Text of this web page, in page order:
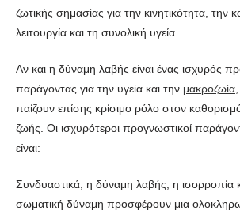
ζωτικής σημασίας για την κινητικότητα, την
λειτουργία και τη συνολική υγεία.
Αν και η δύναμη λαβής είναι ένας ισχυρός
παράγοντας για την υγεία και την μακροζωία
παίζουν επίσης κρίσιμο ρόλο στον
ζωής. Οι ισχυρότεροι προγνωστικοί
είναι:
Συνδυαστικά, η δύναμη λαβής, η ισορροπία
σωματική δύναμη προσφέρουν μια